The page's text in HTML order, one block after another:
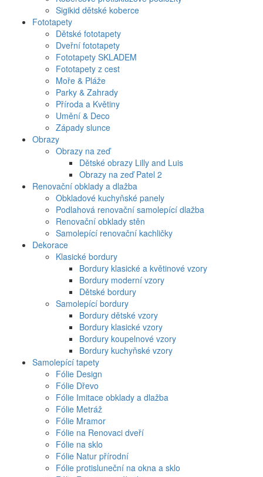
Sigikid dětské koberce
Fototapety
Dětské fototapety
Dveřní fototapety
Fototapety SKLADEM
Fototapety z cest
Moře & Pláže
Parky & Zahrady
Příroda a Květiny
Umění & Deco
Západy slunce
Obrazy
Obrazy na zeď
Dětské obrazy Lilly and Luis
Obrazy na zeď Patel 2
Renovační obklady a dlažba
Obkladové kuchyňské panely
Podlahová renovační samolepící dlažba
Renovační obklady stěn
Samolepící renovační kachličky
Dekorace
Klasické bordury
Bordury klasické a květinové vzory
Bordury moderní vzory
Dětské bordury
Samolepící bordury
Bordury dětské vzory
Bordury klasické vzory
Bordury koupelnové vzory
Bordury kuchyňské vzory
Samolepící tapety
Fólie Design
Fólie Dřevo
Fólie Imitace obklady a dlažba
Fólie Metráž
Fólie Mramor
Fólie na Renovaci dveří
Fólie na sklo
Fólie Natur přírodní
Fólie protisluneční na okna a sklo